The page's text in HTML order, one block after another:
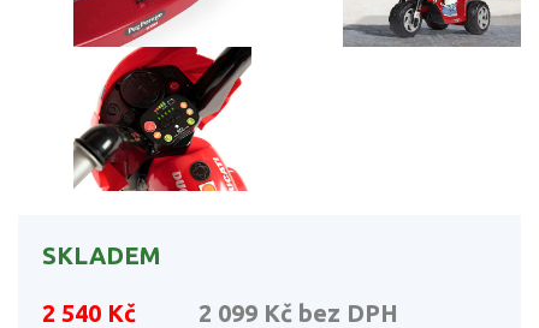
SKLADEM
2 540 Kč 2 099 Kč bez DPH